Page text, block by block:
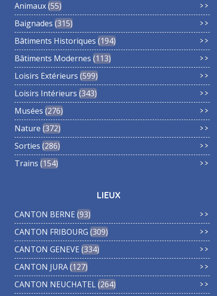
Animaux 55
Baignades 315
Bâtiments Historiques 194
Bâtiments Modernes 113
Loisirs Extérieurs 599
Loisirs Intérieurs 343
Musées 276
Nature 372
Sorties 286
Trains 154
LIEUX
CANTON BERNE 93
CANTON FRIBOURG 309
CANTON GENEVE 334
CANTON JURA 127
CANTON NEUCHATEL 264